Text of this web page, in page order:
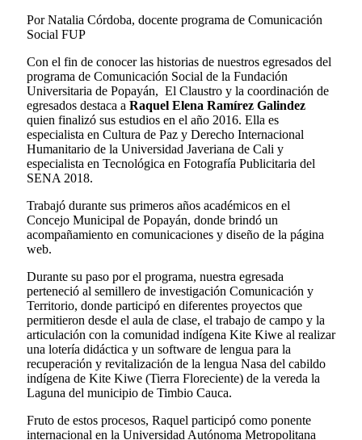
Por Natalia Córdoba, docente programa de Comunicación
Social FUP
Con el fin de conocer las historias de nuestros egresados del
programa de Comunicación Social de la Fundación
Universitaria de Popayán, El Claustro y la coordinación de
egresados destaca a Raquel Elena Ramírez Galindez
quien finalizó sus estudios en el año 2016. Ella es
especialista en Cultura de Paz y Derecho Internacional
Humanitario de la Universidad Javeriana de Cali y
especialista en Tecnológica en Fotografía Publicitaria del
SENA 2018.
Trabajó durante sus primeros años académicos en el
Concejo Municipal de Popayán, donde brindó un
acompañamiento en comunicaciones y diseño de la página
web.
Durante su paso por el programa, nuestra egresada
perteneció al semillero de investigación Comunicación y
Territorio, donde participó en diferentes proyectos que
permitieron desde el aula de clase, el trabajo de campo y la
articulación con la comunidad indígena Kite Kiwe al realizar
una lotería didáctica y un software de lengua para la
recuperación y revitalización de la lengua Nasa del cabildo
indígena de Kite Kiwe (Tierra Floreciente) de la vereda la
Laguna del municipio de Timbio Cauca.
Fruto de estos procesos, Raquel participó como ponente
internacional en la Universidad Autónoma Metropolitana